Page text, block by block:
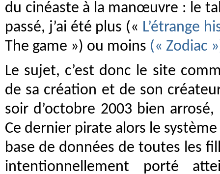
du cinéaste à la manœuvre : le
passé, j’ai été plus (« L’étrange
The game ») ou moins (« Zodiac
Le sujet, c’est donc le site
de sa création et de son
soir d’octobre 2003 bien
Ce dernier pirate alors le
base de données de toutes les
intentionnellement porté